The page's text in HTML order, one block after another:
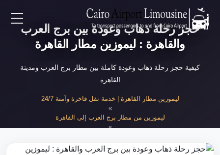
EN
خدمات المطار
نحن
حجز رحلة ذهاب وعودة بين برج العرب
والقاهرة : ليموزين مطار القاهرة
كيفية حجز رحلة ذهاب وعودة كاملة بين مطار برج العرب ومدينة
القاهرة
ليموزين مطار القاهرة | خدمة نقل فاخرة وآمنة 24/7
ليموزين من مطار برج العرب إلى القاهرة
»